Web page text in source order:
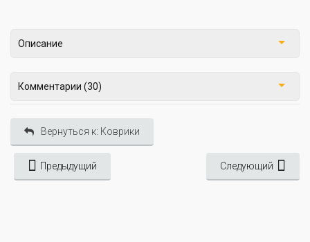
Описание
Комментарии (30)
Вернуться к: Коврики
Предыдущий Следующий